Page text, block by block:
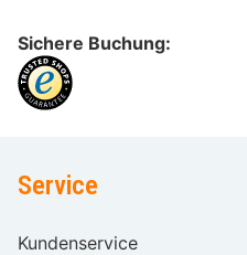
Sichere Buchung:
Service
Kundenservice